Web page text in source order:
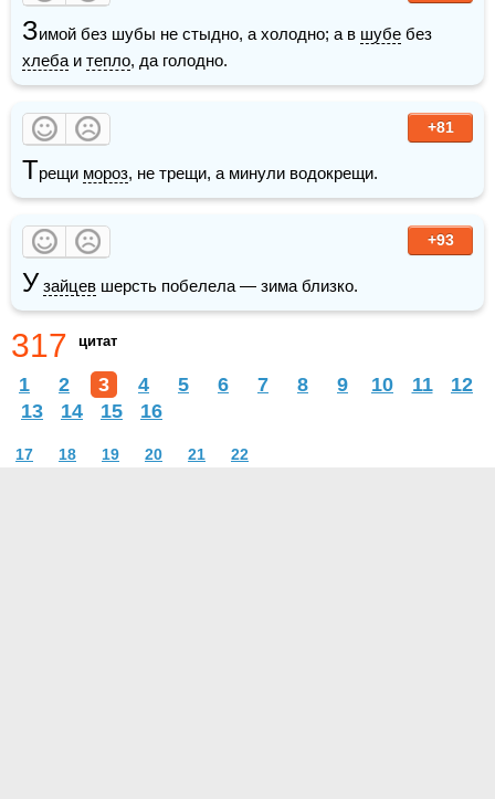
Зимой без шубы не стыдно, а холодно; а в шубе
хлеба и тепло, да голодно.
+81
Трещи мороз, не трещи, а минули водокрещи.
+93
У зайцев шерсть побелела — зима близко.
317 цитат
1 2 3 4 5 6 7 8 9 10 11
12
13
14 15 16
17 18 19 20 21 22